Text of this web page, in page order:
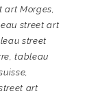
art Morges,
street art
street
,tableau
,
art